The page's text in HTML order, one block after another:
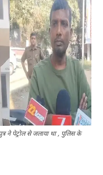
ने पेट्रोल से जलाया था , पुलिस के